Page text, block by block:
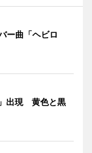
ー曲「ヘビロ
出現 黄色と黒